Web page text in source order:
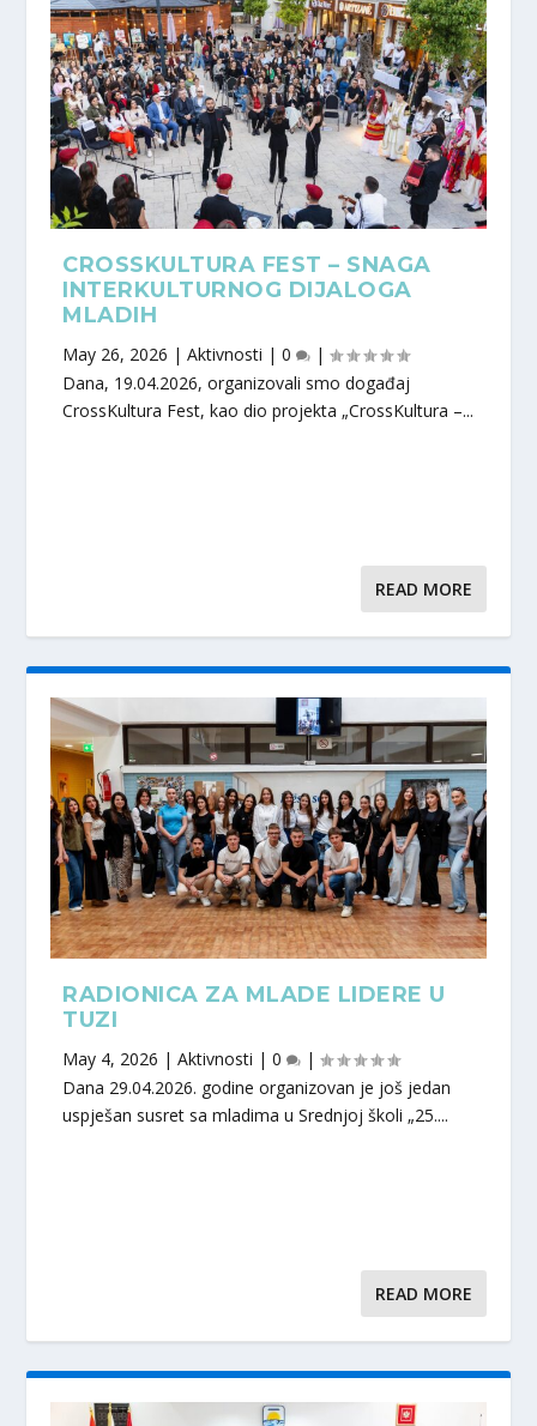
CROSSKULTURA FEST – SNAGA
INTERKULTURNOG DIJALOGA
MLADIH
May 26, 2026 |Aktivnosti |0
|
Dana, 19.04.2026, organizovali smo događaj
CrossKultura Fest, kao dio projekta „CrossKultura –...
READ MORE
RADIONICA ZA MLADE LIDERE U
TUZI
May 4, 2026 |Aktivnosti |0
|
Dana 29.04.2026. godine organizovan je još jedan
uspješan susret sa mladima u Srednjoj školi „25....
READ MORE